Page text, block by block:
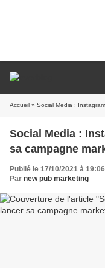
Accueil » Social Media :
Social Media :
sa campagne
Publié le 17/10/2021 à 19:06
Par new pub marketing